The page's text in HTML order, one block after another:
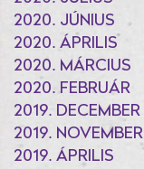
2020. JÚNIUS
2020. ÁPRILIS
2020. MÁRCIUS
2020. FEBRUÁR
2019. DECEMBER
2019. NOVEMBER
2019. ÁPRILIS